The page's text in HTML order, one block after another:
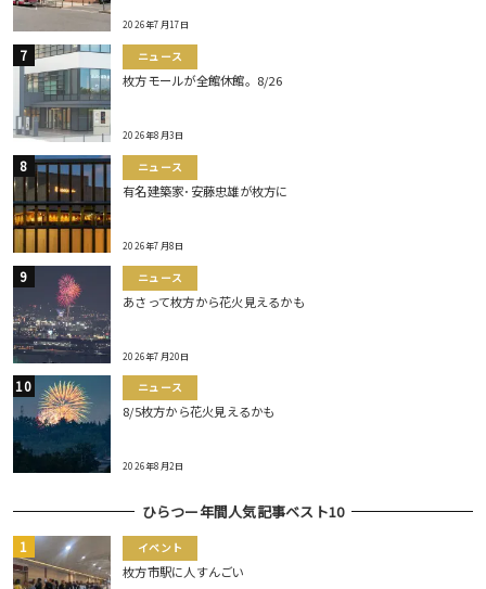
2026年7月17日
ニュース
枚方モールが全館休館。8/26
2026年8月3日
ニュース
有名建築家･安藤忠雄が枚方に
2026年7月8日
ニュース
あさって枚方から花火見えるかも
2026年7月20日
ニュース
8/5枚方から花火見えるかも
2026年8月2日
ひらつー年間人気記事ベスト10
イベント
枚方市駅に人すんごい